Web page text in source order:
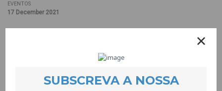
EVENTOS
17 December 2021
reportagens com o título Direito à Pele, que contam histórias
de violência sobre mulheres e meninas. Uma dessas
autobiográfica com sobreviventes de violência doméstica na